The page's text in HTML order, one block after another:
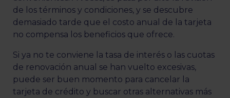
de los términos y condiciones, y se descubre
demasiado tarde que el costo anual de la tarjeta
no compensa los beneficios que ofrece.
Si ya no te conviene la tasa de interés o las cuotas
de renovación anual se han vuelto excesivas,
puede ser buen momento para cancelar la
tarjeta de crédito y buscar otras alternativas más